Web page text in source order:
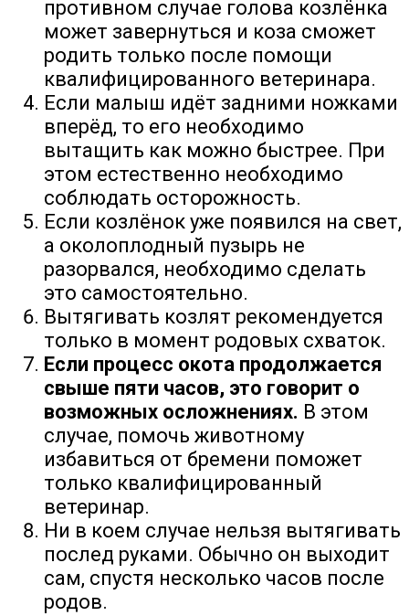
противном случае голова козлёнка
может завернуться и коза сможет
родить только после помощи
квалифицированного ветеринара.
Если малыш идёт задними ножками
вперёд, то его необходимо
вытащить как можно быстрее. При
этом естественно необходимо
соблюдать осторожность.
Если козлёнок уже появился на свет,
а околоплодный пузырь не
разорвался, необходимо сделать
это самостоятельно.
Вытягивать козлят рекомендуется
только в момент родовых схваток.
Если процесс окота продолжается
свыше пяти часов, это говорит о
возможных осложнениях. В этом
случае, помочь животному
избавиться от бремени поможет
только квалифицированный
ветеринар.
Ни в коем случае нельзя вытягивать
послед руками. Обычно он выходит
сам, спустя несколько часов после
родов.